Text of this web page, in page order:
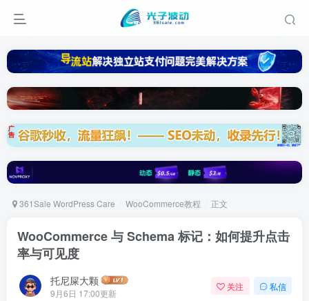
361Sale WordPress Care WooCommerce教程 正文
WooCommerce 与 Schema 标记：如何提升点击
率与可见度
托尼屎大颗
9月6日 17:00更新
关注 私信